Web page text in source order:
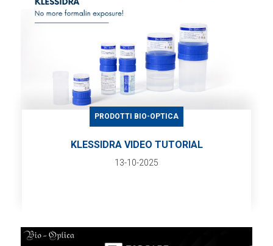
PRODOTTI BIO-OPTICA
KLESSIDRA VIDEO TUTORIAL
13-10-2025